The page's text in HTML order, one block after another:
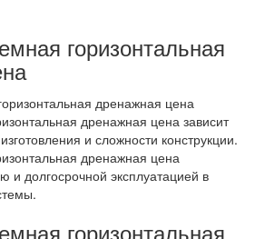
горизонтальная
дренажная цена зависит
и сложности конструкции.
дренажная цена
и долгосрочной эксплуатацией в
горизонтальная